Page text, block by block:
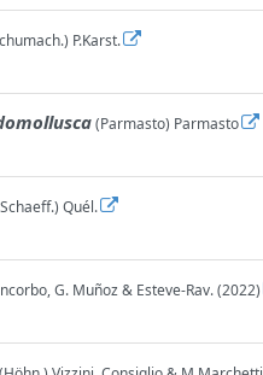
P.Karst.
(Parmasto) Parmasto
Quél.
G. Muñoz & Esteve-Rav. (2022)